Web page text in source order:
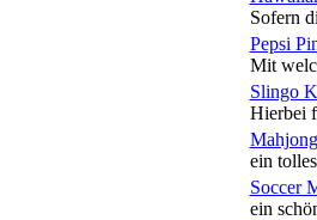
Sofern
Pepsi
Mit
Slingo
Hierbei
ein
Soccer
ein